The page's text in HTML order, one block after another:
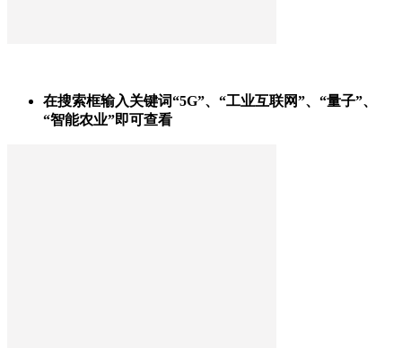
在搜索框输入关键词“5G”、“工业互联网”、“量子”、
“智能农业”即可查看